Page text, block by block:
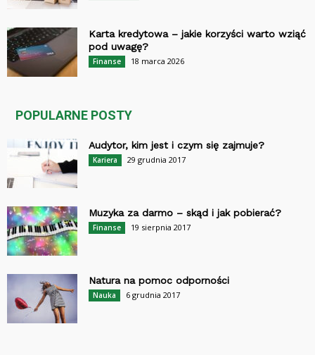
Karta kredytowa – jakie korzyści warto wziąć
pod uwagę?
Finanse 18 marca 2026
POPULARNE POSTY
Audytor, kim jest i czym się zajmuje?
Kariera 29 grudnia 2017
Muzyka za darmo – skąd i jak pobierać?
Finanse 19 sierpnia 2017
Natura na pomoc odporności
Nauka 6 grudnia 2017